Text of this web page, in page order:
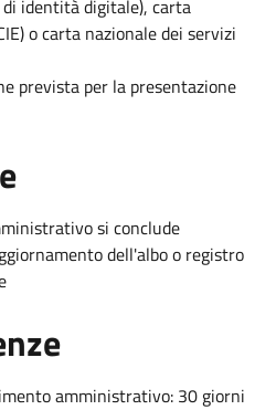
di identità digitale), carta
o carta nazionale dei servizi
prevista per la presentazione
si conclude
dell'albo o registro
amministrativo: 30 giorni